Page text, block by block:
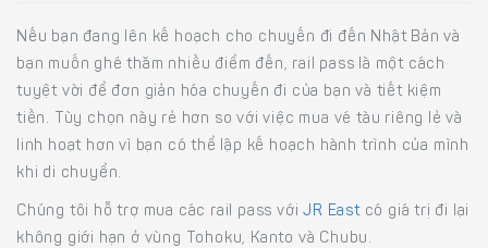
Nếu bạn đang lên kế hoạch cho chuyến đi đến Nhật Bản và
bạn muốn ghé thăm nhiều điểm đến, rail pass là một cách
tuyệt vời để đơn giản hóa chuyến đi của bạn và tiết kiệm
tiền. Tùy chọn này rẻ hơn so với việc mua vé tàu riêng lẻ và
linh hoạt hơn vì bạn có thể lập kế hoạch hành trình của mình
khi di chuyển.
Chúng tôi hỗ trợ mua các rail pass vớiJR Eastcó giá trị đi lại
không giới hạn ở vùng Tohoku, Kanto và Chubu.